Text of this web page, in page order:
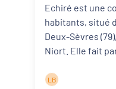
Dynamiques
Transitions
Date de
Echiré est une
habitants, situé
Deux-Sèvres
Niort. Elle fait
L B